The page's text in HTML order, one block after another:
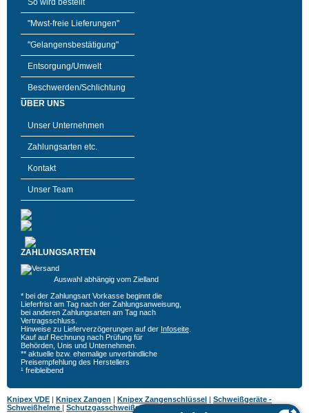
So wird bestellt
"Mwst-freie Lieferungen"
"Gelangensbestätigung"
Entsorgung/Umwelt
Beschwerden/Schlichtung
ÜBER UNS
Unser Unternehmen
Zahlungsarten etc.
Kontakt
Unser Team
ZAHLUNGSARTEN
Auswahl abhängig vom Zielland
* bei der Zahlungsart Vorkasse beginnt die
Lieferfrist am Tag nach der Zahlungsanweisung,
bei anderen Zahlungsarten am Tag nach
Vertragsschluss.
Hinweise zu Lieferverzögerungen auf der Infoseite
Kauf auf Rechnung nach Prüfung für
Behörden, Unis und Unternehmen.
** aktuelle bzw. ehemalige unverbindliche
Preisempfehlung des Herstellers
¹ freibleibend
Knipex VDE | Knipex Zangen | Knipex Zangenschlüssel | Schweißgeräte -
Schweißhelme | Schutzgasschweißgeräte